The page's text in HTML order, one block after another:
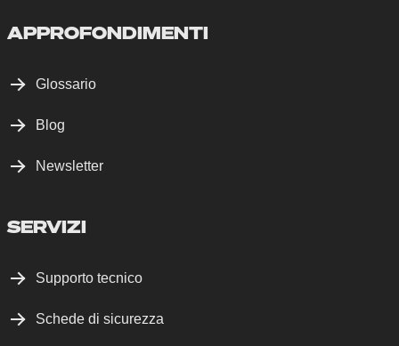
APPROFONDIMENTI
Glossario
Blog
Newsletter
SERVIZI
Supporto tecnico
Schede di sicurezza